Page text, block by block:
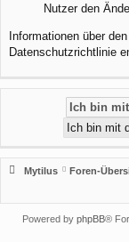
Nutzer den
Informationen über
Datenschutzrichtlinie
Mytilus Foren-
Powered by phpBB®